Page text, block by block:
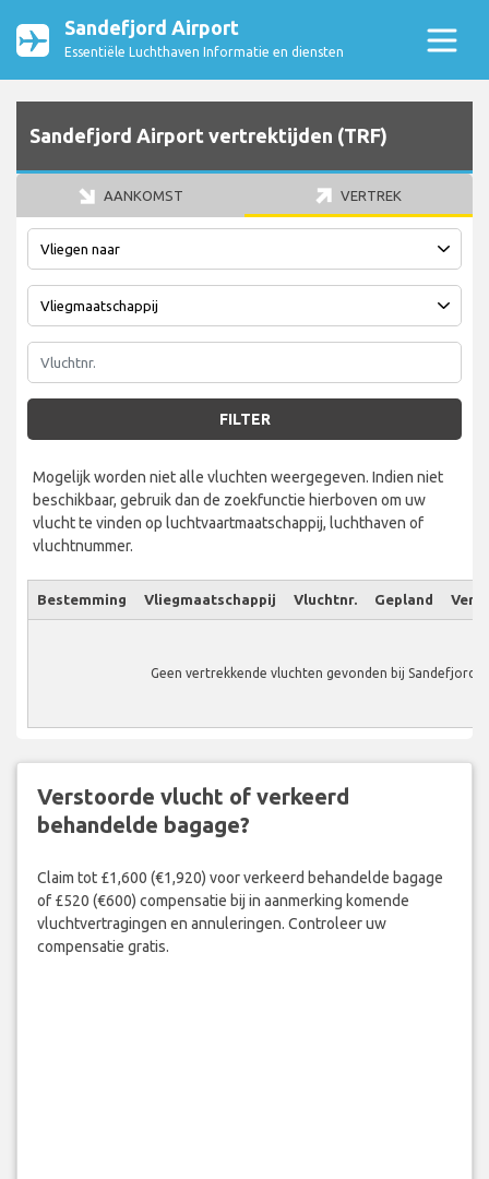
Sandefjord Airport
Essentiële Luchthaven Informatie en diensten
Sandefjord Airport vertrektijden (TRF)
AANKOMST VERTREK
FILTER
Mogelijk worden niet alle vluchten weergegeven. Indien niet
beschikbaar, gebruik dan de zoekfunctie hierboven om uw
vlucht te vinden op luchtvaartmaatschappij, luchthaven of
vluchtnummer.
Bestemming Vliegmaatschappij Vluchtnr. Gepland
Geen vertrekkende vluchten gevonden bij Sandefjord
Verstoorde vlucht of verkeerd
behandelde bagage?
Claim tot £1,600 (€1,920) voor verkeerd behandelde bagage
of £520 (€600) compensatie bij in aanmerking komende
vluchtvertragingen en annuleringen. Controleer uw
compensatie gratis.